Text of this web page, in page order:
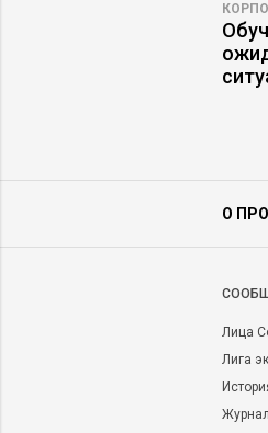
О
Лица
Лига